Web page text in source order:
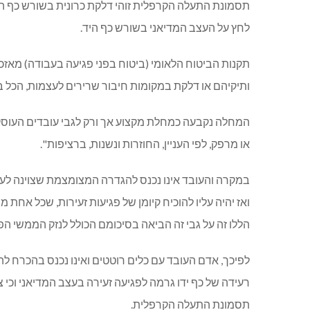
תסמונת התעלה הקרפלית זוהי דלקת כרונית בשורש כף
לחץ על העצב המדיאני בשורש כף היד.
תקנות הביטוח הלאומי (ביטוח בפני פגיעה בעבודה)
ותיקיהם או דלקת במקומות חיבור שרירים לעצמות,
המחלה נקבעה כמחלת מקצוע אך ורק לגבי עובדים
או מרפק, לפי העניין, החוזרות ונשנות, ברציפות".
במקרה והעובד אינו נכנס להגדרה המצומצמת שצוינה
ואז יהיה עליו להוכיח קיומן של פגיעות זעירות, שכל
הללו זה על גבי זה הביאה בסיכומם הכולל לנזק הממשי
לפיכך, אדם העובד עם כלים רוטטים ואינו נכנס בהכרח
רעידה של כף ידו גרמה לפגיעה זעירה בעצב המדיאני
תסמונת התעלה הקרפלית.